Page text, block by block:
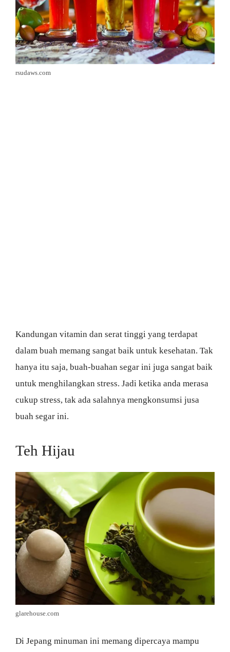
rsudaws.com
Kandungan vitamin dan serat tinggi yang terdapat
dalam buah memang sangat baik untuk kesehatan. Tak
hanya itu saja, buah-buahan segar ini juga sangat baik
untuk menghilangkan stress. Jadi ketika anda merasa
cukup stress, tak ada salahnya mengkonsumsi jusa
buah segar ini.
Teh Hijau
glarehouse.com
Di Jepang minuman ini memang dipercaya mampu